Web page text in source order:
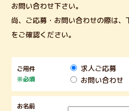
お問い合わせ下さい。
尚、ご応募・お問い合わせの際は、
をご確認ください。
ご用件
※必須
求人ご応募
お問い合わせ
お名前